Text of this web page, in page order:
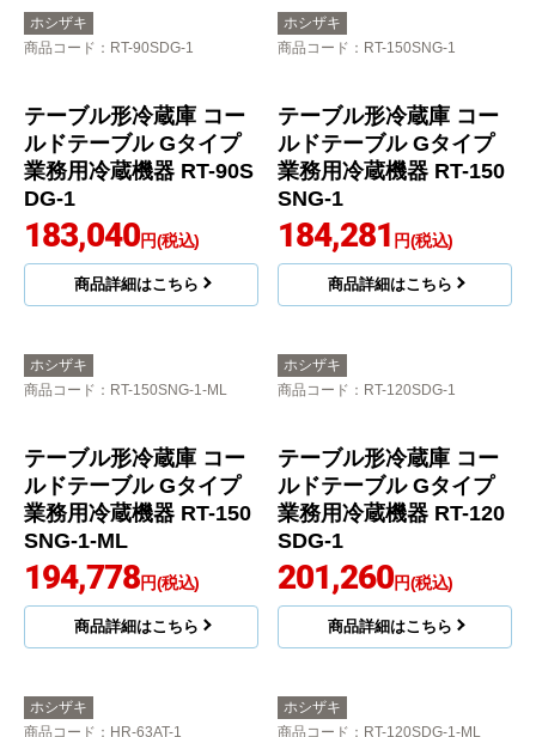
ホシザキ
商品コード ：RT-90SDG-1
テーブル形冷蔵庫 コー
ルドテーブル Gタイプ
業務用冷蔵機器 RT-90S
DG-1
183,040円(税込)
商品詳細はこちら
ホシザキ
商品コード ：RT-150SNG-1
テーブル形冷蔵庫 コー
ルドテーブル Gタイプ
業務用冷蔵機器 RT-150
SNG-1
184,281 円(税込)
商品詳細はこちら
ホシザキ
商品コード ：RT-150SNG-1-ML
テーブル形冷蔵庫 コー
ルドテーブル Gタイプ
業務用冷蔵機器 RT-150
SNG-1-ML
194,778円(税込)
商品詳細はこちら
ホシザキ
商品コード ：RT-120SDG-1
テーブル形冷蔵庫 コー
ルドテーブル Gタイプ
業務用冷蔵機器 RT-120
SDG-1
201,260円(税込)
商品詳細はこちら
ホシザキ
商品コード ：HR-63AT-1
ホシザキ
商品コード ：RT-120SDG-1-ML